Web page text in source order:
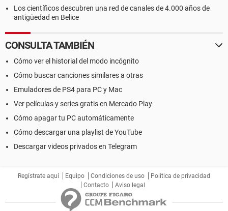
Los científicos descubren una red de canales de 4.000 años de
antigüedad en Belice
CONSULTA TAMBIÉN
Cómo ver el historial del modo incógnito
Cómo buscar canciones similares a otras
Emuladores de PS4 para PC y Mac
Ver películas y series gratis en Mercado Play
Cómo apagar tu PC automáticamente
Cómo descargar una playlist de YouTube
Descargar videos privados en Telegram
Regístrate aquí Equipo Condiciones de uso
Política de privacidad
Contacto
Aviso legal